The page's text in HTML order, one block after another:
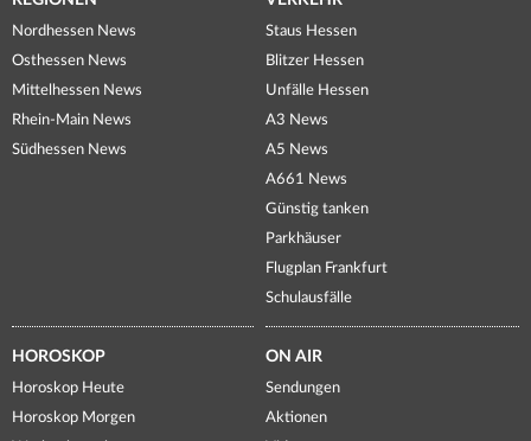
Nordhessen News
Osthessen News
Mittelhessen News
Rhein-Main News
Südhessen News
Staus Hessen
Blitzer Hessen
Unfälle Hessen
A3 News
A5 News
A661 News
Günstig tanken
Parkhäuser
Flugplan Frankfurt
Schulausfälle
HOROSKOP
Horoskop Heute
Horoskop Morgen
ON AIR
Sendungen
Aktionen